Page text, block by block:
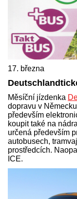
17. března
Měsíční jízdenka
dopravu v
především
koupit také na
určená především
autobusech,
prostředcích.
ICE.